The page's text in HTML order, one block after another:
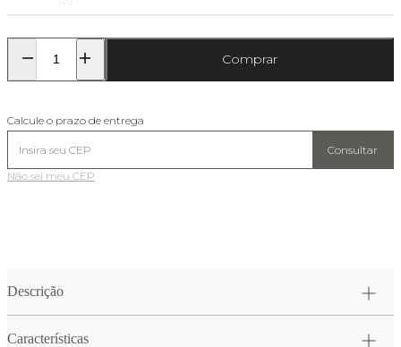
Comprar
Calcule o prazo de entrega
Consultar
Não sei meu CEP
Descrição
Características